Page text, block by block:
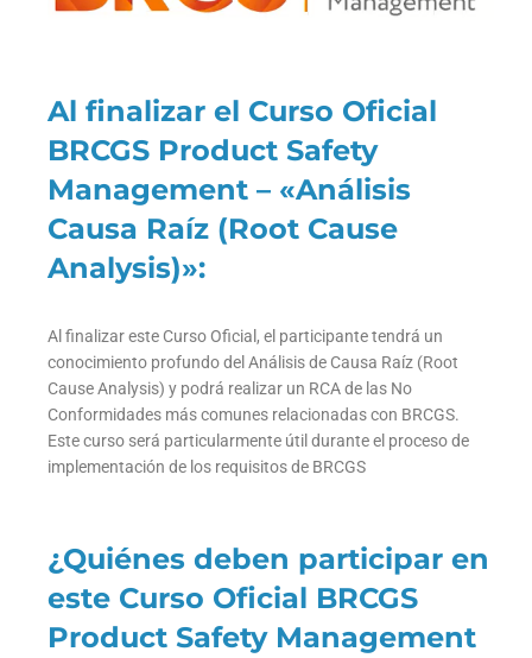
Al finalizar el Curso Oficial
BRCGS Product Safety
Management – «Análisis
Causa Raíz (Root Cause
Analysis)»:
Al finalizar este Curso Oficial, el participante tendrá un
conocimiento profundo del Análisis de Causa Raíz (Root
Cause Analysis) y podrá realizar un RCA de las No
Conformidades más comunes relacionadas con BRCGS.
Este curso será particularmente útil durante el proceso de
implementación de los requisitos de BRCGS
¿Quiénes deben participar en
este Curso Oficial BRCGS
Product Safety Management